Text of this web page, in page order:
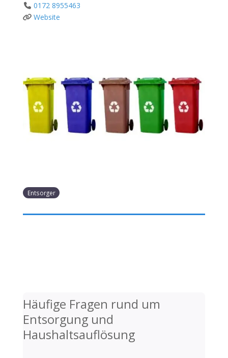
0172 8955463
Website
Entsorger
Häufige Fragen rund um
Entsorgung und
Haushaltsauflösung